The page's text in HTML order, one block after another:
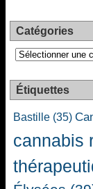
Catégories
Catégories
Étiquettes
Bastille (35)
cannabis